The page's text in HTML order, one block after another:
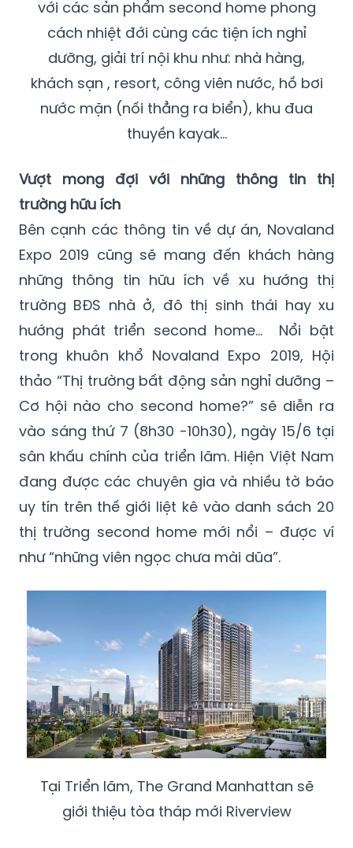
với các sản phẩm second home phong
cách nhiệt đới cùng các tiện ích nghỉ
dưỡng, giải trí nội khu như: nhà hàng,
khách sạn , resort, công viên nước, hồ bơi
nước mặn (nối thẳng ra biển), khu đua
thuyền kayak…
Vượt mong đợi với những thông tin thị
trường hữu ích
Bên cạnh các thông tin về dự án, Novaland
Expo 2019 cũng sẽ mang đến khách hàng
những thông tin hữu ích về xu hướng thị
trường BĐS nhà ở, đô thị sinh thái hay xu
hướng phát triển second home… Nổi bật
trong khuôn khổ Novaland Expo 2019, Hội
thảo “Thị trường bất động sản nghỉ dưỡng –
Cơ hội nào cho second home?” sẽ diễn ra
vào sáng thứ 7 (8h30 -10h30), ngày 15/6 tại
sân khấu chính của triển lãm. Hiện Việt Nam
đang được các chuyên gia và nhiều tờ báo
uy tín trên thế giới liệt kê vào danh sách 20
thị trường second home mới nổi – được ví
như “những viên ngọc chưa mài dũa”.
Tại Triển lãm, The Grand Manhattan sẽ
giới thiệu tòa tháp mới Riverview